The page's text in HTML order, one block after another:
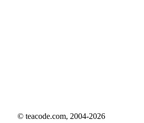
© teacode.com, 2004-2026